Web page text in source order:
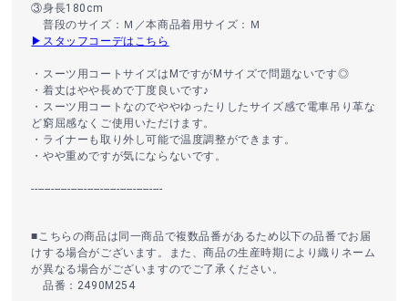
③身長180cm
普段のサイズ：Ｍ／本商品着用サイズ：Ｍ
▶スタッフコーデはこちら
・スーツ用コートサイズはMですがMサイズで問題ないです◎
・着丈はやや長めで丁度良いです♪
・スーツ用コートなのでややゆったりしたサイズ感で電車吊り革な
ど窮屈感なくご使用いただけます。
・ライナーも取り外し可能で温度調整ができます。
・やや重めですが気にならないです。
----------------------------------------
■こちらの商品は同一商品で複数品番があるため以下の品番でお届
けする場合がございます。また、商品の生産時期により織りネーム
が異なる場合がございますのでご了承ください。
品番：2490M254